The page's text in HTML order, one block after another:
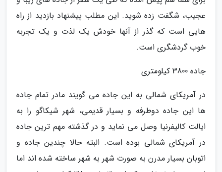
عجیب، شگفت زده شوید. این مطلب پیشنهاد بازدید از راه
هایی است که گذر از آنها خودش یک لذت و یک تجربه
خوب گردشگری است.
جاده 3800 کیلومتری
در آمریکای شمالی به این جاده می گویند مادر تمام جاده
ها این جاده دوطرفه و بسیار قدیمی، شهر شیکاگو را به
ایالت کالیفرنیا وصل می نماید و در گذشته مهم ترین جاده
در آمریکای شمالی بوده است. البته حالا چندین جاده و
اتوبان بسیار مدرن به صورت شهر به شهر ساخته شده اند اما